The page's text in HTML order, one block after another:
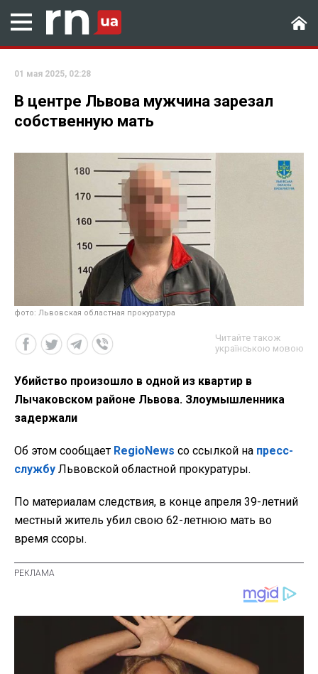
01 мая 2025, 02:28
В центре Львова мужчина зарезал
собственную мать
фото: Львовская областная прокуратура
Читайте також
українською мовою
Убийство произошло в одной из квартир в
Лычаковском районе Львова. Злоумышленника
задержали
Об этом сообщает RegioNews со ссылкой на пресс-
службу Львовской областной прокуратуры.
По материалам следствия, в конце апреля 39-летний
местный житель убил свою 62-летнюю мать во
время ссоры.